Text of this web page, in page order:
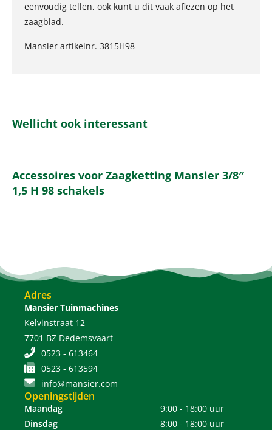
eenvoudig tellen, ook kunt u dit vaak aflezen op het
zaagblad.
Mansier artikelnr. 3815H98
Wellicht ook interessant
Accessoires voor Zaagketting Mansier 3/8″
1,5 H 98 schakels
Adres
Mansier Tuinmachines
Kelvinstraat 12
7701 BZ Dedemsvaart
0523 - 613464
0523 - 613594
info@mansier.com
Openingstijden
Maandag
9:00 - 18:00 uur
Dinsdag
8:00 - 18:00 uur